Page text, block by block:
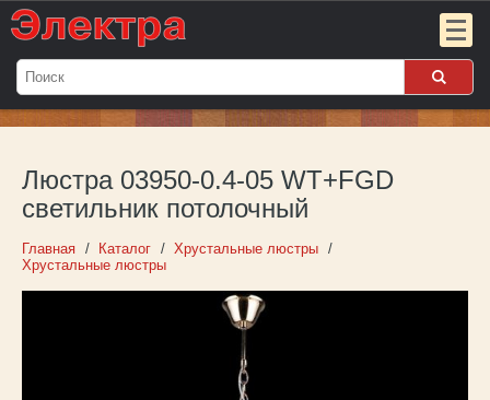
Мой
Пока
пуст
Войти
О компании
Люстра 03950-0.4-05 WT+FGD
светильник потолочный
Главная Каталог
Хрустальные люстры
Хрустальные люстры